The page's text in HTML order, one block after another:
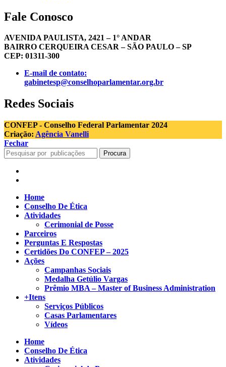
Fale Conosco
AVENIDA PAULISTA, 2421 – 1° ANDAR
BAIRRO CERQUEIRA CESAR – SÃO PAULO – SP
CEP: 01311-300
E-mail de contato:
gabinetesp@conselhoparlamentar.org.br
Redes Sociais
CONFEP - Conselho Federal Parlamentar 2024
Criação: Agência Vanelli
Fechar
Procura
Home
Conselho De Ética
Atividades
Cerimonial de Posse
Parceiros
Perguntas E Respostas
Certidões Do CONFEP – 2025
Ações
Campanhas Sociais
Medalha Getúlio Vargas
Prêmio MBA – Master of Business Administration
+Itens
Serviços Públicos
Casas Parlamentares
Vídeos
Home
Conselho De Ética
Atividades